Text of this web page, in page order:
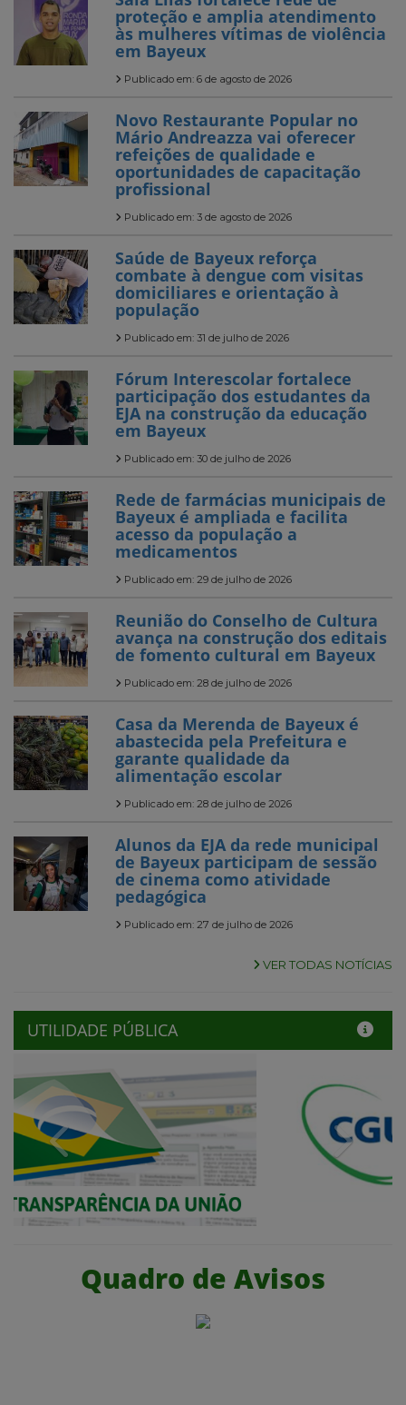
proteção e amplia atendimento
às mulheres vítimas de violência
em Bayeux
Publicado em: 6 de agosto de 2026
Novo Restaurante Popular no
Mário Andreazza vai oferecer
refeições de qualidade e
oportunidades de capacitação
profissional
Publicado em: 3 de agosto de 2026
Saúde de Bayeux reforça
combate à dengue com visitas
domiciliares e orientação à
população
Publicado em: 31 de julho de 2026
Fórum Interescolar fortalece
participação dos estudantes da
EJA na construção da educação
em Bayeux
Publicado em: 30 de julho de 2026
Rede de farmácias municipais de
Bayeux é ampliada e facilita
acesso da população a
medicamentos
Publicado em: 29 de julho de 2026
Reunião do Conselho de Cultura
avança na construção dos editais
de fomento cultural em Bayeux
Publicado em: 28 de julho de 2026
Casa da Merenda de Bayeux é
abastecida pela Prefeitura e
garante qualidade da
alimentação escolar
Publicado em: 28 de julho de 2026
Alunos da EJA da rede municipal
de Bayeux participam de sessão
de cinema como atividade
pedagógica
Publicado em: 27 de julho de 2026
VER TODAS NOTÍCIAS
UTILIDADE PÚBLICA
Previous Next
Quadro de Avisos